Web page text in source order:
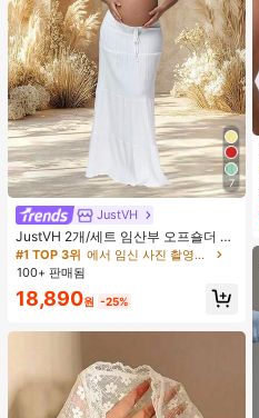
7
JustVH
JustVH 2개/세트 임산부 오프숄더 러
플 헴 크롭 탑과 플로잉 맥시 스커트
세트, 사진 촬영과 비치웨어에 적합한
봄 화이트 가을
#1 TOP 3위
에서 임신 사진 촬영용 의상
100+ 판매됨
18,890원 -25%